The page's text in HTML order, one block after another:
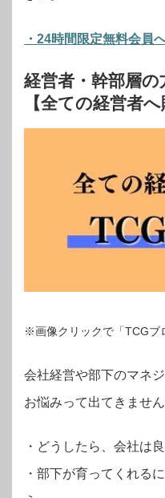
・24時間限定無料会員
経営者・幹部層
【全ての経営者
※画像クリックで「TCGブ
会社経営や部下のマネ
お悩みって出てきません
・ どうしたら、会社は
・部下が育ってくれる